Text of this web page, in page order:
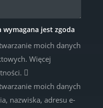
wymagana jest zgoda
moich danych
Więcej
moich danych
nazwiska, adresu e-